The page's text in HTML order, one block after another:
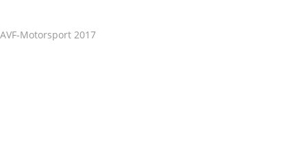
AVF-Motorsport 2017